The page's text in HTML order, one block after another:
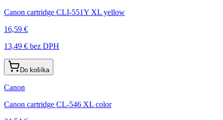
Canon cartridge CLI-551Y XL yellow
16,59 €
13,49 € bez DPH
Do košíka
Canon
Canon cartridge CL-546 XL color